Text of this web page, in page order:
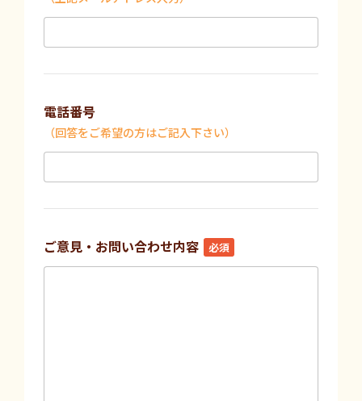
電話番号
（回答をご希望の方はご記入下さい）
ご意見・お問い合わせ内容 必須